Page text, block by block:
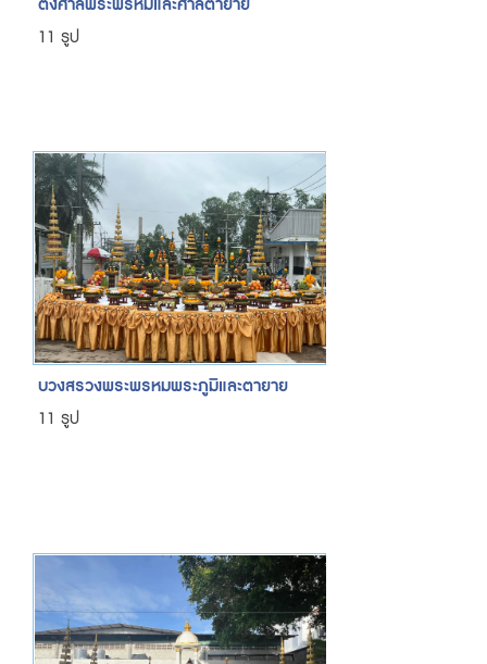
11 รูป
บวงสรวงพระพรหมพระภูมิและตายาย
11 รูป